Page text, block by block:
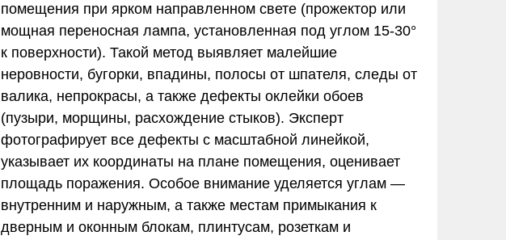
помещения при ярком направленном свете (прожектор или
мощная переносная лампа, установленная под углом 15-30°
к поверхности). Такой метод выявляет малейшие
неровности, бугорки, впадины, полосы от шпателя, следы от
валика, непрокрасы, а также дефекты оклейки обоев
(пузыри, морщины, расхождение стыков). Эксперт
фотографирует все дефекты с масштабной линейкой,
указывает их координаты на плане помещения, оценивает
площадь поражения. Особое внимание уделяется углам —
внутренним и наружным, а также местам примыкания к
дверным и оконным блокам, плинтусам, розеткам и